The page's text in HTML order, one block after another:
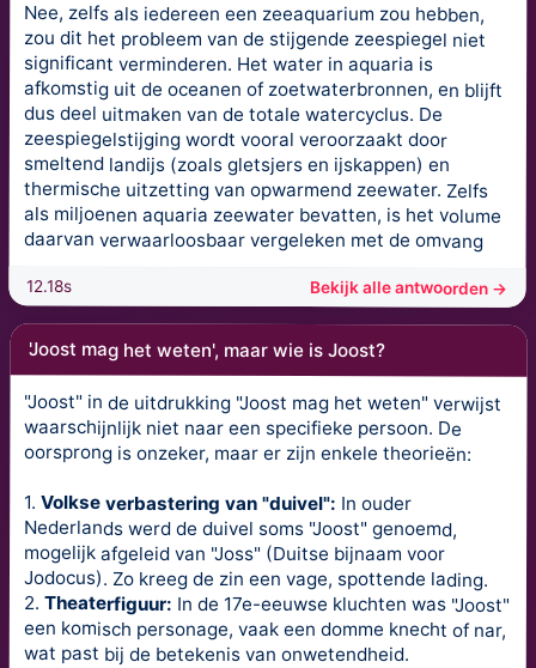
Nee, zelfs als iedereen een zeeaquarium zou hebben,
zou dit het probleem van de stijgende zeespiegel niet
significant verminderen. Het water in aquaria is
afkomstig uit de oceanen of zoetwaterbronnen, en blijft
dus deel uitmaken van de totale watercyclus. De
zeespiegelstijging wordt vooral veroorzaakt door
smeltend landijs (zoals gletsjers en ijskappen) en
thermische uitzetting van opwarmend zeewater. Zelfs
als miljoenen aquaria zeewater bevatten, is het volume
daarvan verwaarloosbaar vergeleken met de omvang
12.18s Bekijk alle antwoorden →
'Joost mag het weten', maar wie is Joost?
"Joost" in de uitdrukking "Joost mag het weten" verwijst
waarschijnlijk niet naar een specifieke persoon. De
oorsprong is onzeker, maar er zijn enkele theorieën:
1.Volkse verbastering van "duivel": In ouder
Nederlands werd de duivel soms "Joost" genoemd,
mogelijk afgeleid van "Joss" (Duitse bijnaam voor
Jodocus). Zo kreeg de zin een vage, spottende lading.
2. Theaterfiguur: In de 17e-eeuwse kluchten was "Joost"
een komisch personage, vaak een domme knecht of nar,
wat past bij de betekenis van onwetendheid.